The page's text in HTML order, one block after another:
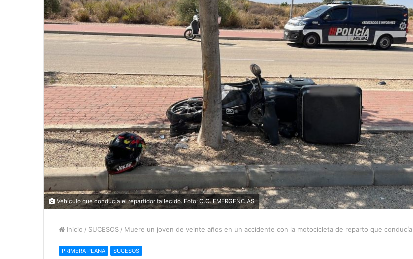
Vehículo que conducía el repartidor fallecido. Foto: C.C. EMERGENCIAS
Inicio / SUCESOS / Muere un joven de veinte años en un accidente con la motocicleta de reparto que conducía
PRIMERA PLANA SUCESOS